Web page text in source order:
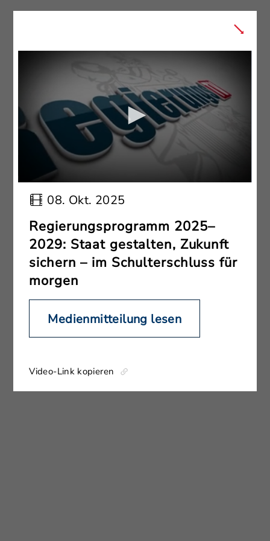
08. Okt. 2025
Regierungsprogramm 2025–
2029: Staat gestalten, Zukunft
sichern – im Schulterschluss für
morgen
Medienmitteilung lesen
Video-Link kopieren